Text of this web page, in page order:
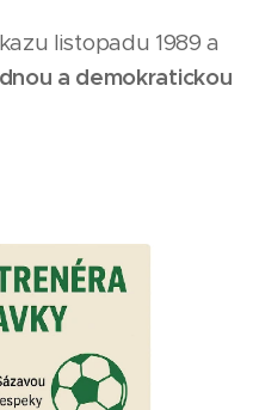
listopadu 1989 a
a demokratickou